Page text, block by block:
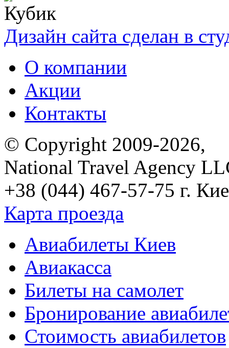
Дизайн сайта сделан в
О компании
Акции
Контакты
© Copyright 2009-2026,
National Travel Agency
+38 (044) 467-57-75 г.
Карта проезда
Авиабилеты Киев
Авиакасса
Билеты на самолет
Бронирование
Стоимость авиабилетов